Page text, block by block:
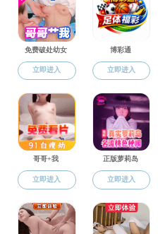
副教授
讲师
教研室
当年具有招生资格教师
名单
准聘长聘教师